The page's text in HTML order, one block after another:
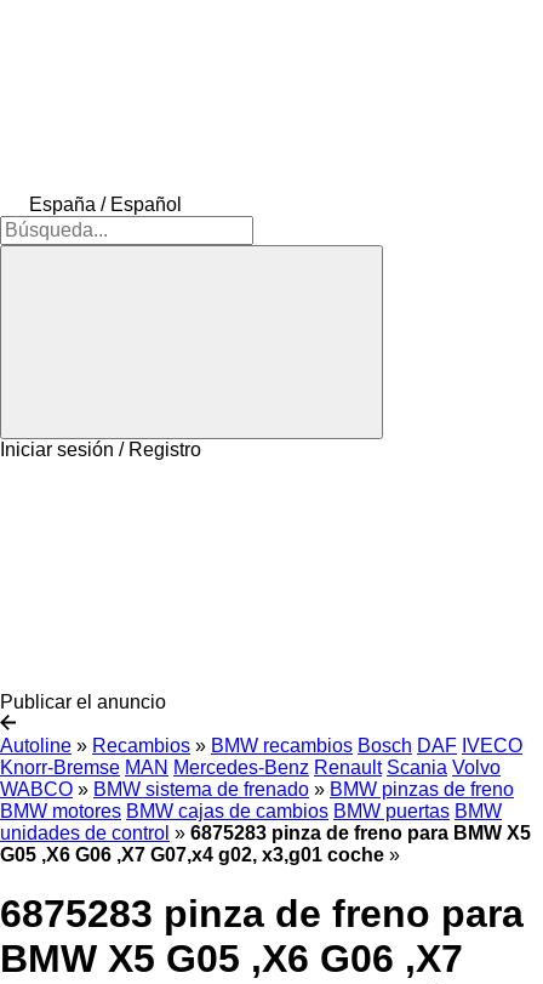
España / Español
Iniciar sesión / Registro
Publicar el anuncio
Autoline » Recambios » BMW recambios Bosch DAF IVECO
Knorr-Bremse MAN Mercedes-Benz Renault Scania Volvo
WABCO » BMW sistema de frenado » BMW pinzas de freno
BMW motores BMW cajas de cambios BMW puertas BMW
unidades de control » 6875283 pinza de freno para BMW X5
G05 ,X6 G06 ,X7 G07,x4 g02, x3,g01 coche »
6875283 pinza de freno para
BMW X5 G05 ,X6 G06 ,X7